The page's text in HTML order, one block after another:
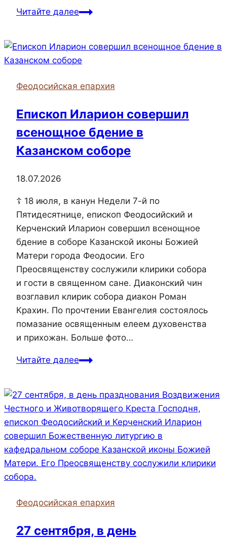
Читайте далееПрихожане
апостола
Андрея
города
совершили
паломническую
поездку
Феодосийская епархия
Епископ Иларион совершил
всенощное бдение в
Казанском соборе
18.07.2026
☦ 18 июля, в канун Недели 7-й по
Пятидесятнице, епископ Феодосийский и
Керченский Иларион совершил всенощное
бдение в соборе Казанской иконы Божией
Матери города Феодосии. Его
Преосвященству сослужили клирики собора
и гости в священном сане. Диаконский чин
возглавил клирик собора диакон Роман
Крахин. По прочтении Евангелия состоялось
помазание освященным елеем духовенства
и прихожан. Больше фото…
Читайте далееЕпископ
всенощное
бдение
в
Казанском
соборе
Феодосийская епархия
27 сентября, в день